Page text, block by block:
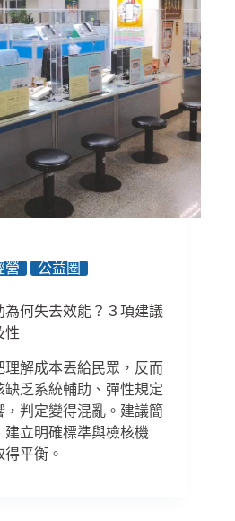
營 公益圈
何失去效能？３項建議
性
解成本丟給民眾，反而
缺乏系統輔助、彈性規定
判定變得混亂。建議簡
立明確標準與檢核機
平衡。